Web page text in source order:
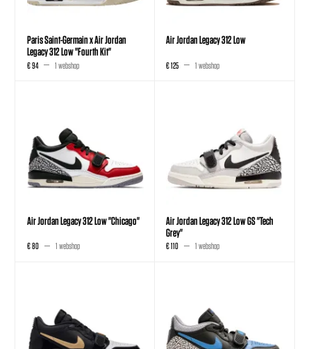
Paris Saint-Germain x Air Jordan
Legacy 312 Low "Fourth Kit"
€ 94 1 webshop
Air Jordan Legacy 312 Low
€ 125 1 webshop
Air Jordan Legacy 312 Low "Chicago"
€ 80 1 webshop
Air Jordan Legacy 312 Low GS "Tech
Grey"
€ 110 1 webshop